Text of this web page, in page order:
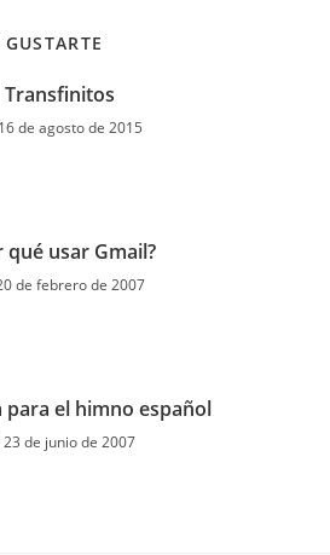
Transfinitos
16 de agosto de 2015
qué usar Gmail?
de febrero de 2007
para el himno español
23 de junio de 2007